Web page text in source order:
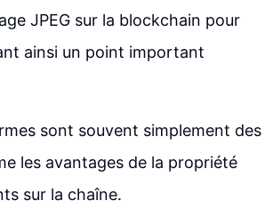
JPEG sur la blockchain pour
ainsi un point important
sont souvent simplement des
les avantages de la propriété
sur la chaîne.